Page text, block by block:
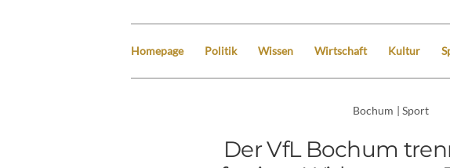
Homepage Politik Wissen Wirtschaft Kultur
Bochum | Sport
Der VfL Bochum